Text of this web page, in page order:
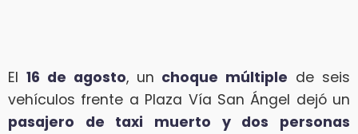
El 16 de agosto, un choque múltiple de seis
vehículos frente a Plaza Vía San Ángel dejó un
pasajero de taxi muerto y dos personas